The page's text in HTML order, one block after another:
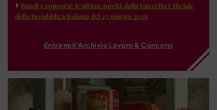
Bandi e concorsi: le ultime novità dalla Gazzetta Ufficiale
della Repubblica Italiana del 23 giugno 2026
Entra nell'Archivio Lavoro & Concorsi